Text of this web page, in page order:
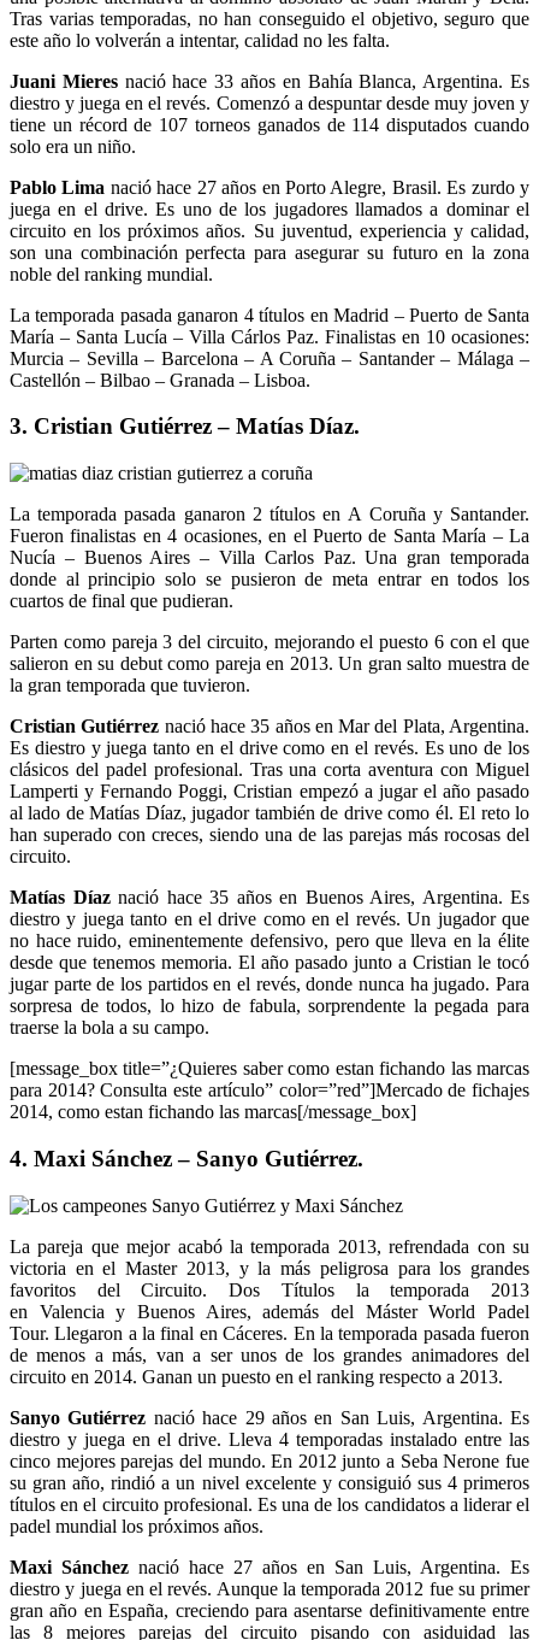
Tras varias temporadas, no han conseguido el objetivo, seguro que
este año lo volverán a intentar, calidad no les falta.
Juani Mieresnació hace 33 años en Bahía Blanca, Argentina. Es
diestro y juega en el revés. Comenzó a despuntar desde muy joven y
tiene un récord de 107 torneos ganados de 114 disputados cuando
solo era un niño.
Pablo Lima nació hace 27 años en Porto Alegre, Brasil. Es zurdo y
juega en el drive. Es uno de los jugadores llamados a dominar el
circuito en los próximos años. Su juventud, experiencia y calidad,
son una combinación perfecta para asegurar su futuro en la zona
noble del ranking mundial.
La temporada pasada ganaron 4 títulos en Madrid – Puerto de Santa
María – Santa Lucía – Villa Cárlos Paz. Finalistas en 10 ocasiones:
Murcia – Sevilla – Barcelona – A Coruña – Santander – Málaga –
Castellón – Bilbao – Granada – Lisboa.
3. Cristian Gutiérrez – Matías Díaz.
La temporada pasada ganaron 2 títulos en A Coruña y Santander.
Fueron finalistas en 4 ocasiones, en el Puerto de Santa María – La
Nucía – Buenos Aires – Villa Carlos Paz. Una gran temporada
donde al principio solo se pusieron de meta entrar en todos los
cuartos de final que pudieran.
Parten como pareja 3 del circuito, mejorando el puesto 6 con el que
salieron en su debut como pareja en 2013. Un gran salto muestra de
la gran temporada que tuvieron.
Cristian Gutiérrez nació hace 35 años en Mar del Plata, Argentina.
Es diestro y juega tanto en el drive como en el revés. Es uno de los
clásicos del padel profesional. Tras una corta aventura con Miguel
Lamperti y Fernando Poggi, Cristian empezó a jugar el año pasado
al lado de Matías Díaz, jugador también de drive como él. El reto lo
han superado con creces, siendo una de las parejas más rocosas del
circuito.
Matías Díaznació hace 35 años en Buenos Aires, Argentina. Es
diestro y juega tanto en el drive como en el revés. Un jugador que
no hace ruido, eminentemente defensivo, pero que lleva en la élite
desde que tenemos memoria. El año pasado junto a Cristian le tocó
jugar parte de los partidos en el revés, donde nunca ha jugado. Para
sorpresa de todos, lo hizo de fabula, sorprendente la pegada para
traerse la bola a su campo.
[message_box title=”¿Quieres saber como estan fichando las marcas
para 2014? Consulta este artículo” color=”red”]Mercado de fichajes
2014, como estan fichando las marcas[/message_box]
4. Maxi Sánchez – Sanyo Gutiérrez.
La pareja que mejor acabó la temporada 2013, refrendada con su
victoria en el Master 2013, y la más peligrosa para los grandes
favoritos del Circuito. Dos Títulos la temporada 2013
en Valencia y Buenos Aires, además del Máster World Padel
Tour. Llegaron a la final en Cáceres. En la temporada pasada fueron
de menos a más, van a ser unos de los grandes animadores del
circuito en 2014. Ganan un puesto en el ranking respecto a 2013.
Sanyo Gutiérrez nació hace 29 años en San Luis, Argentina. Es
diestro y juega en el drive. Lleva 4 temporadas instalado entre las
cinco mejores parejas del mundo. En 2012 junto a Seba Nerone fue
su gran año, rindió a un nivel excelente y consiguió sus 4 primeros
títulos en el circuito profesional. Es una de los candidatos a liderar el
padel mundial los próximos años.
Maxi Sánchez nació hace 27 años en San Luis, Argentina. Es
diestro y juega en el revés. Aunque la temporada 2012 fue su primer
gran año en España, creciendo para asentarse definitivamente entre
las 8 mejores parejas del circuito pisando con asiduidad las